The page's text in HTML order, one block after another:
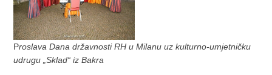
Proslava Dana državnosti RH u Milanu uz kulturno-umjetničku
udrugu „Sklad“ iz Bakra